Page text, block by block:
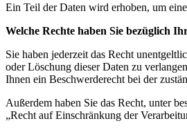
Ein Teil der Daten wird erhoben, um
Welche Rechte haben Sie bezüglich
Sie haben jederzeit das Recht
oder Löschung dieser Daten zu
Ihnen ein Beschwerderecht bei der
Außerdem haben Sie das Recht, unter
„Recht auf Einschränkung der